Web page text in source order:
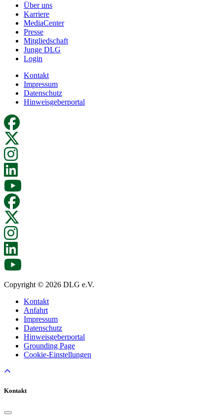
Über uns
Karriere
MediaCenter
Presse
Mitgliedschaft
Junge DLG
Login
Kontakt
Impressum
Datenschutz
Hinweisgeberportal
Copyright © 2026 DLG e.V.
Kontakt
Anfahrt
Impressum
Datenschutz
Hinweisgeberportal
Grounding Page
Cookie-Einstellungen
Kontakt